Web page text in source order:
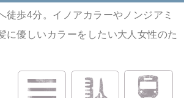
徒歩4分。イノアカラーやノンジアミ
に優しいカラーをしたい大人女性のた